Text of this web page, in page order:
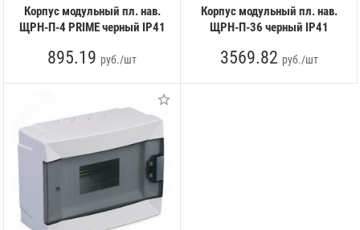
Корпус модульный пл. нав.
ЩРН-П-4 PRIME черный IP41
895.19 руб./шт
Корпус модульный пл. нав.
ЩРН-П-36 черный IP41
3569.82 руб./шт